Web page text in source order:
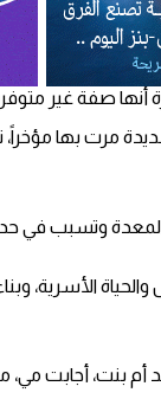
صفة غير
مرت بها مؤخراً،
وتسبب
الأسرية،
أم بنت، أجابت مي،